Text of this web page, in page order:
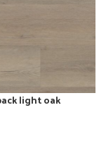
light oak